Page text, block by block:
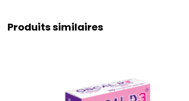
Produits similaires